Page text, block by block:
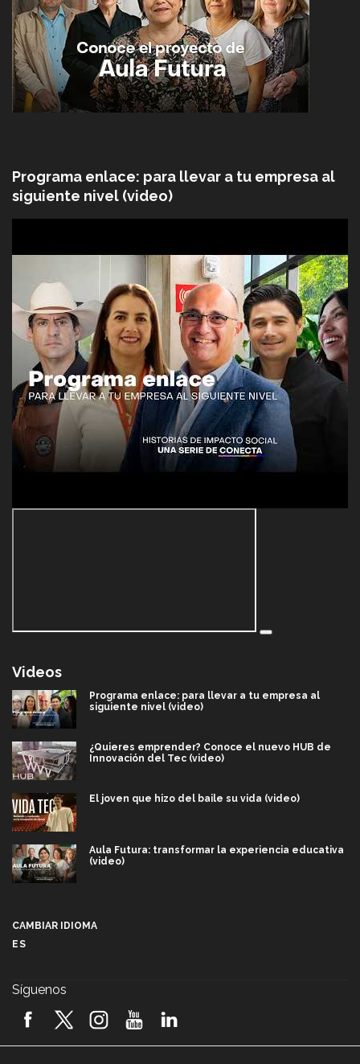
Programa enlace: para llevar a tu empresa al
siguiente nivel (video)
Videos
Programa enlace: para llevar a tu empresa al
siguiente nivel (video)
¿Quieres emprender? Conoce el nuevo HUB de
Innovación del Tec (video)
El joven que hizo del baile su vida (video)
Aula Futura: transformar la experiencia educativa
(video)
2026! (video)
CAMBIAR IDIOMA
ES
Síguenos